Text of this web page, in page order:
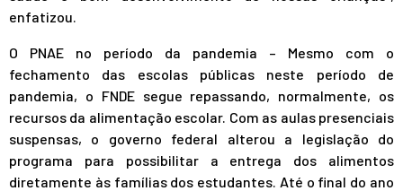
enfatizou.
O PNAE no período da pandemia – Mesmo com o
fechamento das escolas públicas neste período de
pandemia, o FNDE segue repassando, normalmente, os
recursos da alimentação escolar. Com as aulas presenciais
suspensas, o governo federal alterou a legislação do
programa para possibilitar a entrega dos alimentos
diretamente às famílias dos estudantes. Até o final do ano